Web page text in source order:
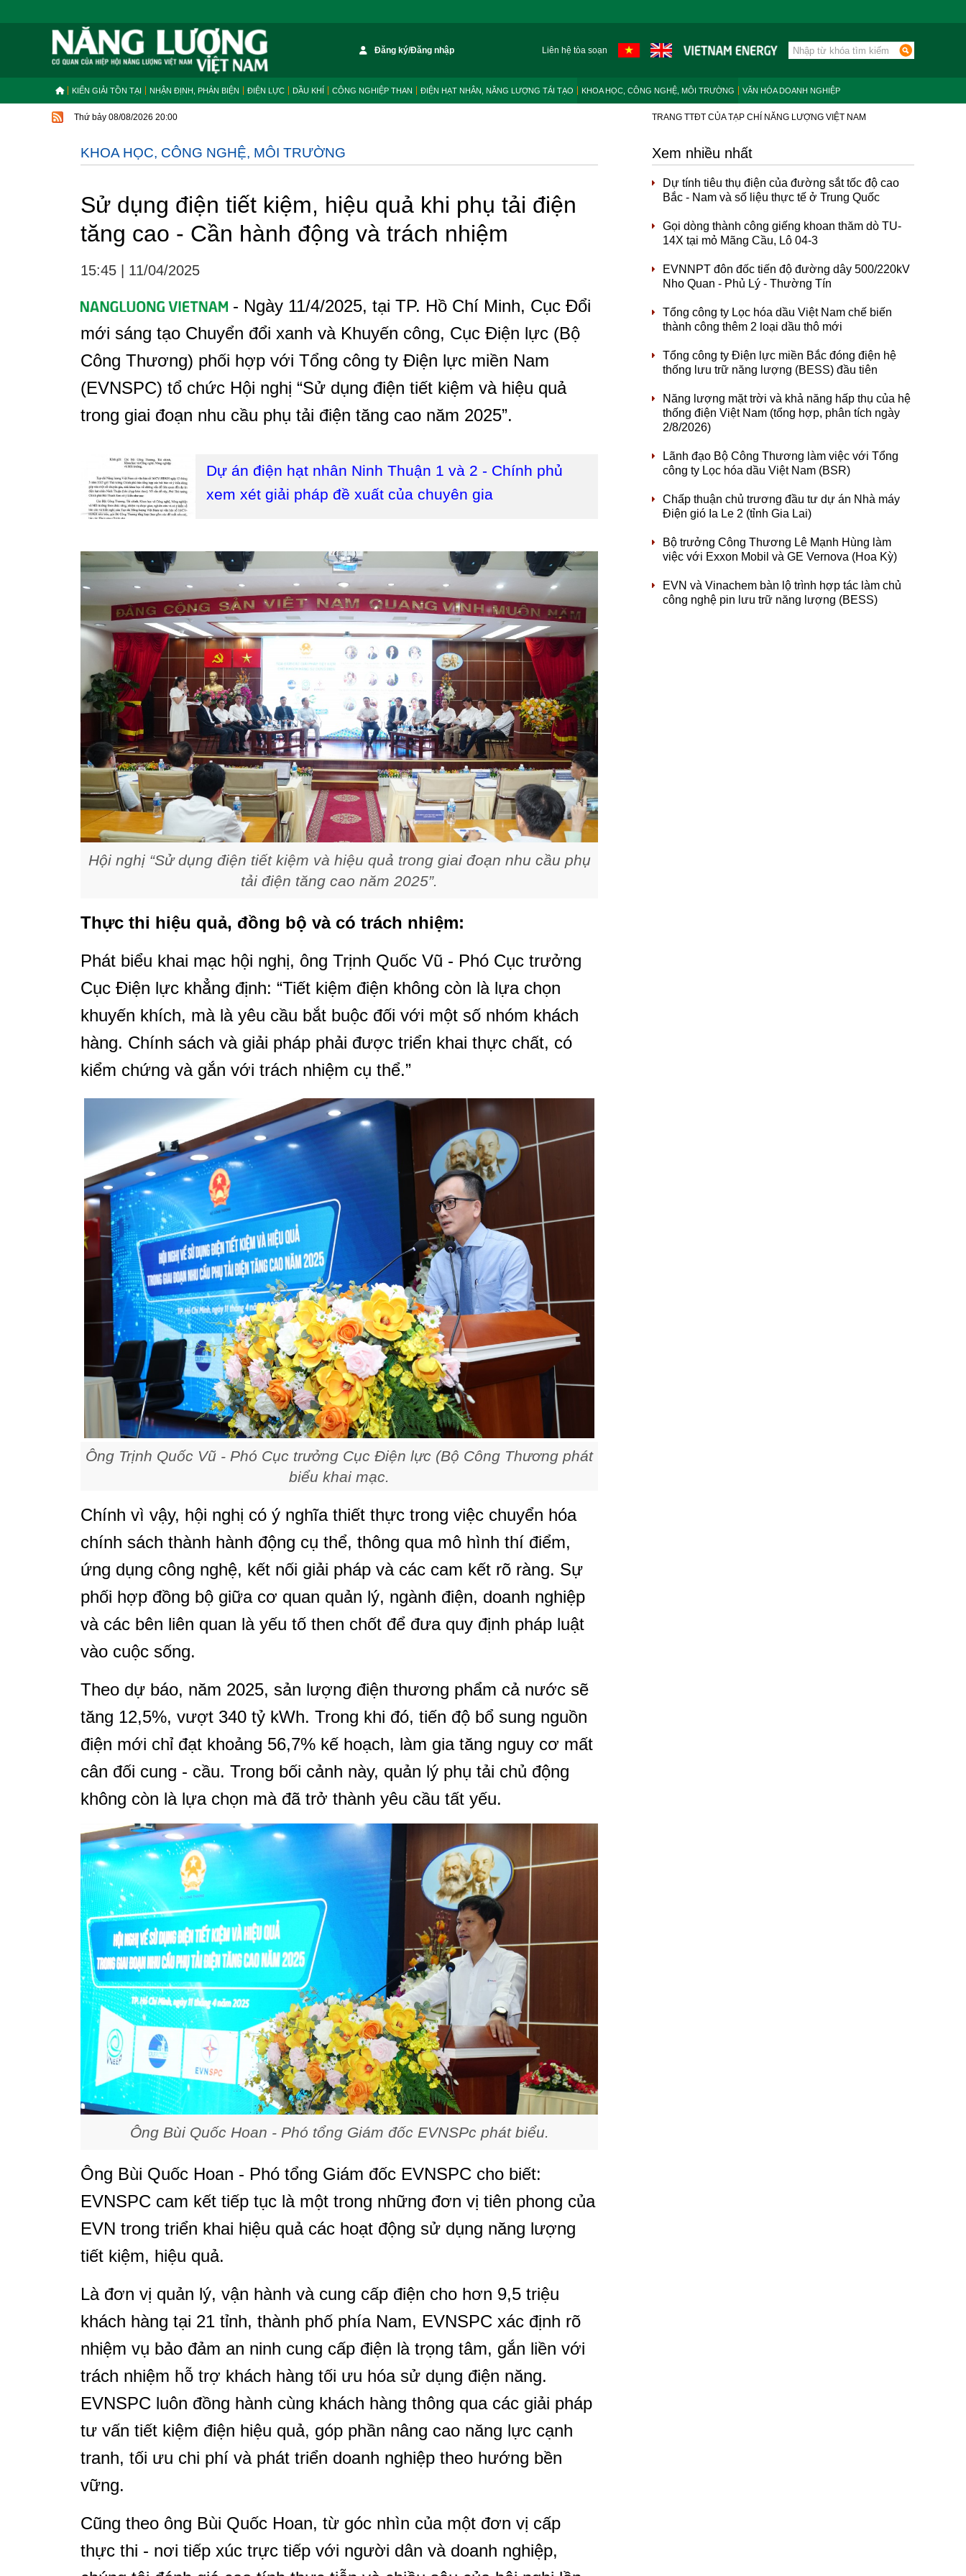
Đăng ký/Đăng nhập Liên hệ tòa soạn
KIẾN GIẢI TỒN TẠI NHẬN ĐỊNH, PHẢN BIỆN ĐIỆN LỰC DẦU KHÍ CÔNG NGHIỆP THAN ĐIỆN HẠT NHÂN, NĂNG LƯỢNG TÁI TẠO KHOA HỌC, CÔNG NGHỆ, MÔI TRƯỜNG VĂN HÓA DOANH NGHIỆP
Thứ bảy 08/08/2026 20:00 TRANG TTĐT CỦA TẠP CHÍ NĂNG LƯỢNG VIỆT NAM
KHOA HỌC, CÔNG NGHỆ, MÔI TRƯỜNG
Sử dụng điện tiết kiệm, hiệu quả khi phụ tải điện
tăng cao - Cần hành động và trách nhiệm
15:45 11/04/2025
- Ngày 11/4/2025, tại TP. Hồ Chí Minh, Cục Đổi
mới sáng tạo Chuyển đổi xanh và Khuyến công, Cục Điện lực (Bộ
Công Thương) phối hợp với Tổng công ty Điện lực miền Nam
(EVNSPC) tổ chức Hội nghị “Sử dụng điện tiết kiệm và hiệu quả
trong giai đoạn nhu cầu phụ tải điện tăng cao năm 2025”.
Dự án điện hạt nhân Ninh Thuận 1 và 2 - Chính phủ
xem xét giải pháp đề xuất của chuyên gia
Hội nghị “Sử dụng điện tiết kiệm và hiệu quả trong giai đoạn nhu cầu phụ
tải điện tăng cao năm 2025”.
Thực thi hiệu quả, đồng bộ và có trách nhiệm:
Phát biểu khai mạc hội nghị, ông Trịnh Quốc Vũ - Phó Cục trưởng
Cục Điện lực khẳng định: “Tiết kiệm điện không còn là lựa chọn
khuyến khích, mà là yêu cầu bắt buộc đối với một số nhóm khách
hàng. Chính sách và giải pháp phải được triển khai thực chất, có
kiểm chứng và gắn với trách nhiệm cụ thể.”
Ông Trịnh Quốc Vũ - Phó Cục trưởng Cục Điện lực (Bộ Công Thương phát
biểu khai mạc.
Chính vì vậy, hội nghị có ý nghĩa thiết thực trong việc chuyển hóa
chính sách thành hành động cụ thể, thông qua mô hình thí điểm,
ứng dụng công nghệ, kết nối giải pháp và các cam kết rõ ràng. Sự
phối hợp đồng bộ giữa cơ quan quản lý, ngành điện, doanh nghiệp
và các bên liên quan là yếu tố then chốt để đưa quy định pháp luật
vào cuộc sống.
Theo dự báo, năm 2025, sản lượng điện thương phẩm cả nước sẽ
tăng 12,5%, vượt 340 tỷ kWh. Trong khi đó, tiến độ bổ sung nguồn
điện mới chỉ đạt khoảng 56,7% kế hoạch, làm gia tăng nguy cơ mất
cân đối cung - cầu. Trong bối cảnh này, quản lý phụ tải chủ động
không còn là lựa chọn mà đã trở thành yêu cầu tất yếu.
Ông Bùi Quốc Hoan - Phó tổng Giám đốc EVNSPc phát biểu.
Ông Bùi Quốc Hoan - Phó tổng Giám đốc EVNSPC cho biết:
EVNSPC cam kết tiếp tục là một trong những đơn vị tiên phong của
EVN trong triển khai hiệu quả các hoạt động sử dụng năng lượng
tiết kiệm, hiệu quả.
Là đơn vị quản lý, vận hành và cung cấp điện cho hơn 9,5 triệu
khách hàng tại 21 tỉnh, thành phố phía Nam, EVNSPC xác định rõ
nhiệm vụ bảo đảm an ninh cung cấp điện là trọng tâm, gắn liền với
trách nhiệm hỗ trợ khách hàng tối ưu hóa sử dụng điện năng.
EVNSPC luôn đồng hành cùng khách hàng thông qua các giải pháp
tư vấn tiết kiệm điện hiệu quả, góp phần nâng cao năng lực cạnh
tranh, tối ưu chi phí và phát triển doanh nghiệp theo hướng bền
vững.
Cũng theo ông Bùi Quốc Hoan, từ góc nhìn của một đơn vị cấp
thực thi - nơi tiếp xúc trực tiếp với người dân và doanh nghiệp,
Xem nhiều nhất
Dự tính tiêu thụ điện của đường sắt tốc độ cao
Bắc - Nam và số liệu thực tế ở Trung Quốc
Gọi dòng thành công giếng khoan thăm dò TU-
14X tại mỏ Mãng Cầu, Lô 04-3
EVNNPT đôn đốc tiến độ đường dây 500/220kV
Nho Quan - Phủ Lý - Thường Tín
Tổng công ty Lọc hóa dầu Việt Nam chế biến
thành công thêm 2 loại dầu thô mới
Tổng công ty Điện lực miền Bắc đóng điện hệ
thống lưu trữ năng lượng (BESS) đầu tiên
Năng lượng mặt trời và khả năng hấp thụ của hệ
thống điện Việt Nam (tổng hợp, phân tích ngày
2/8/2026)
Lãnh đạo Bộ Công Thương làm việc với Tổng
công ty Lọc hóa dầu Việt Nam (BSR)
Chấp thuận chủ trương đầu tư dự án Nhà máy
Điện gió Ia Le 2 (tỉnh Gia Lai)
Bộ trưởng Công Thương Lê Mạnh Hùng làm
việc với Exxon Mobil và GE Vernova (Hoa Kỳ)
EVN và Vinachem bàn lộ trình hợp tác làm chủ
công nghệ pin lưu trữ năng lượng (BESS)